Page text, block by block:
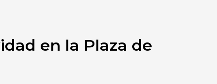
en la Plaza de